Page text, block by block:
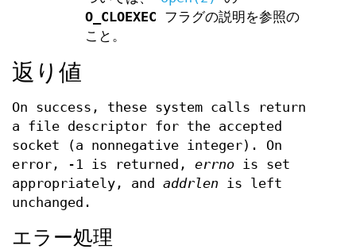
O_CLOEXEC フラグの説明を参照の
こと。
返り値
On success, these system calls return
a file descriptor for the accepted
socket (a nonnegative integer). On
error, -1 is returned, errno is set
appropriately, and addrlen is left
unchanged.
エラー処理